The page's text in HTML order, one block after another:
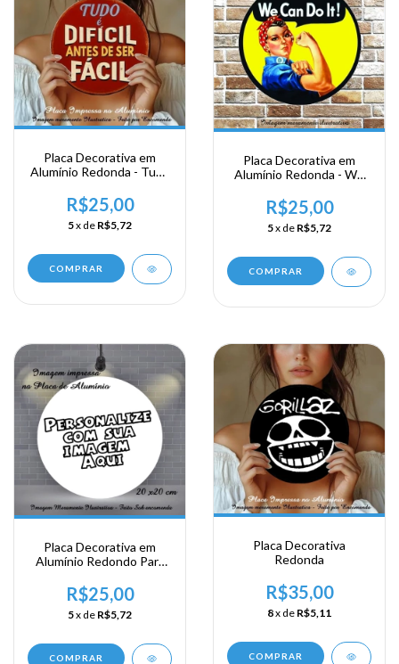
Placa Decorativa em
Alumínio Redonda - Tudo
R$25,00
5x de R$5,72
COMPRAR
Placa Decorativa em
Alumínio Redonda - We
R$25,00
5x de R$5,72
COMPRAR
Placa Decorativa em
Alumínio Redondo Para
R$25,00
5x de R$5,72
COMPRAR
Placa Decorativa
Redonda
R$35,00
8x de R$5,11
COMPRAR